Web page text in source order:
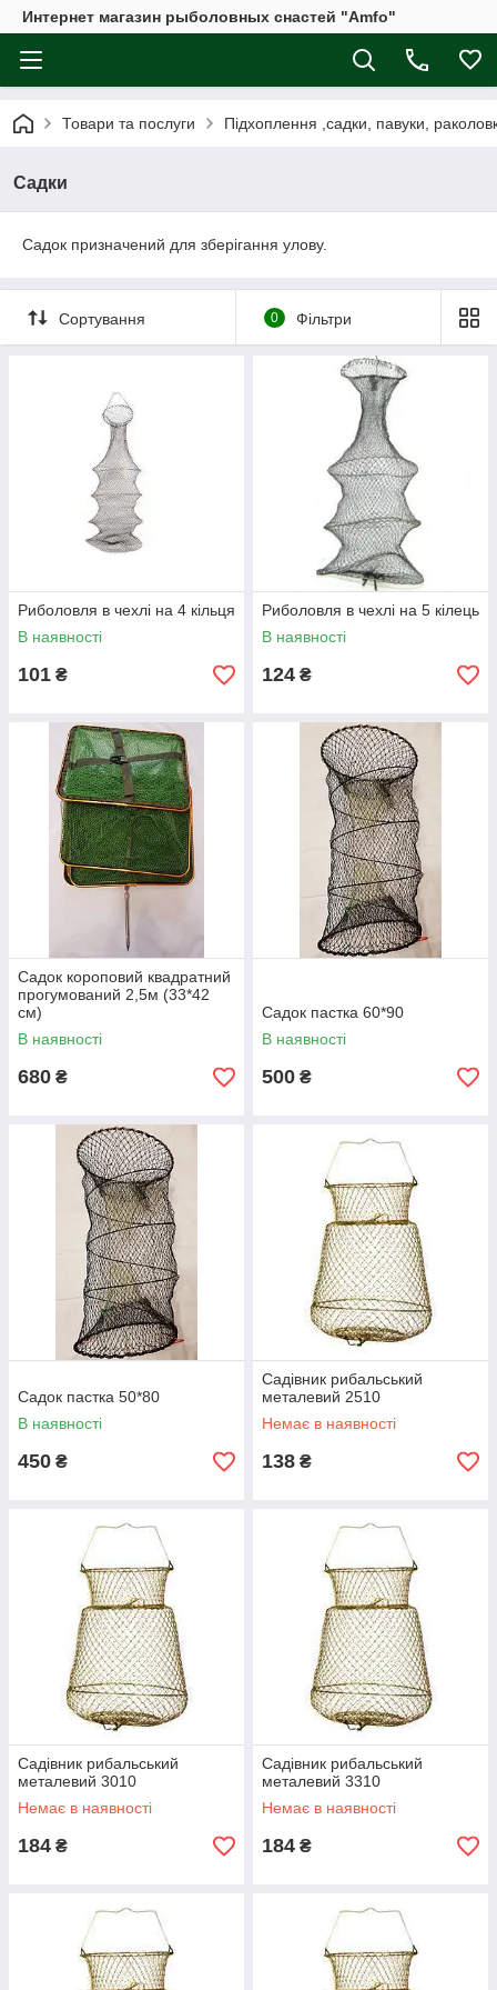
Интернет магазин рыболовных снастей "Amfo"
Товари та послуги Підхоплення ,садки, павуки,
Садки
Садок призначений для зберігання улову.
Сортування 0 Фільтри
Риболовля в чехлі на 4 кільця
В наявності
101 ₴
Риболовля в чехлі на 5 кілець
В наявності
124 ₴
Садок короповий квадратний
прогумований 2,5м (33*42
см)
В наявності
680 ₴
Садок пастка 60*90
В наявності
500 ₴
Садок пастка 50*80
В наявності
450 ₴
Садівник рибальський
металевий 2510
Немає в наявності
138 ₴
Садівник рибальський
металевий 3010
Немає в наявності
184 ₴
Садівник рибальський
металевий 3310
Немає в наявності
184 ₴